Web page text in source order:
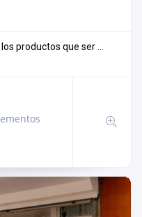
productos que ser ...